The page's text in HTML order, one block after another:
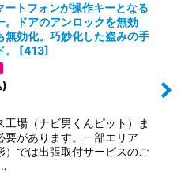
む
トフォンが操作キーとなる
。ドアのアンロックを無効
無効化。巧妙化した盗みの手
[413]
)
工場（ナビ男くんピット）ま
要があります。一部エリア
）では出張取付サービスのご